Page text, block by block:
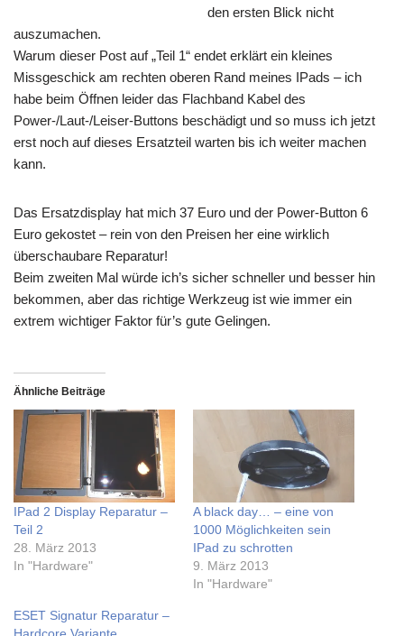
den ersten Blick nicht
auszumachen.
Warum dieser Post auf „Teil 1“ endet erklärt ein kleines
Missgeschick am rechten oberen Rand meines IPads – ich
habe beim Öffnen leider das Flachband Kabel des
Power-/Laut-/Leiser-Buttons beschädigt und so muss ich jetzt
erst noch auf dieses Ersatzteil warten bis ich weiter machen
kann.
Das Ersatzdisplay hat mich 37 Euro und der Power-Button 6
Euro gekostet – rein von den Preisen her eine wirklich
überschaubare Reparatur!
Beim zweiten Mal würde ich’s sicher schneller und besser hin
bekommen, aber das richtige Werkzeug ist wie immer ein
extrem wichtiger Faktor für’s gute Gelingen.
Ähnliche Beiträge
IPad 2 Display Reparatur –
Teil 2
28. März 2013
In "Hardware"
A black day… – eine von
1000 Möglichkeiten sein
IPad zu schrotten
9. März 2013
In "Hardware"
ESET Signatur Reparatur –
Hardcore Variante